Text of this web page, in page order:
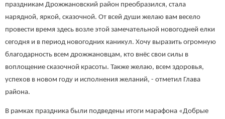
праздникам Дрожжановский район преобразился, стала
нарядной, яркой, сказочной. От всей души желаю вам весело
провести время здесь возле этой замечательной новогодней елки
сегодня и в период новогодних каникул. Хочу выразить огромную
благодарность всем дрожжановцам, кто внёс свои силы в
воплощение сказочной красоты. Также желаю, всем здоровья,
успехов в новом году и исполнения желаний, - отметил Глава
района.
В рамках праздника были подведены итоги марафона «Добрые